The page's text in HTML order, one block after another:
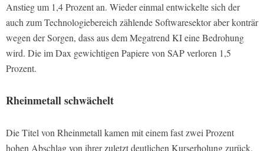
Anstieg um 1,4 Prozent an. Wieder einmal entwickelte sich der
auch zum Technologiebereich zählende Softwaresektor aber konträr
wegen der Sorgen, dass aus dem Megatrend KI eine Bedrohung
wird. Die im Dax gewichtigen Papiere von SAP verloren 1,5
Prozent.
Rheinmetall schwächelt
Die Titel von Rheinmetall kamen mit einem fast zwei Prozent
hohen Abschlag von ihrer zuletzt deutlichen Kurserholung zurück.